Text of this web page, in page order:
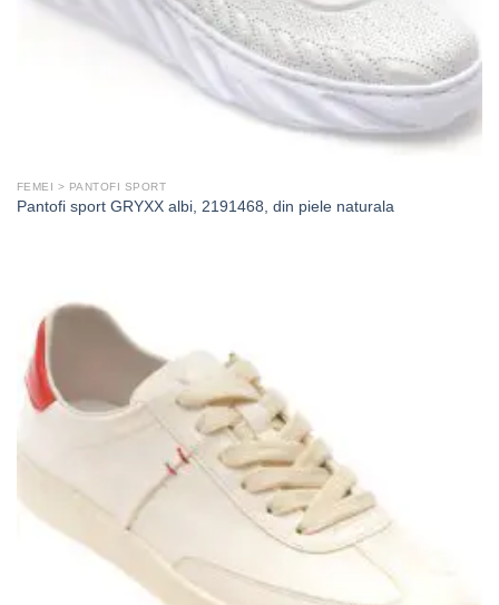
FEMEI > PANTOFI SPORT
Pantofi sport GRYXX albi, 2191468, din piele naturala